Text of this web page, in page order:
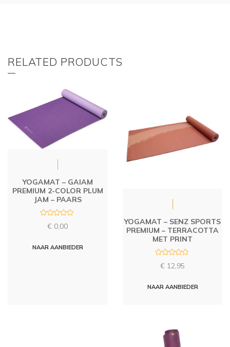
RELATED PRODUCTS
YOGAMAT – GAIAM
PREMIUM 2-COLOR PLUM
JAM – PAARS
d
€ 0,00
NAAR AANBIEDER
YOGAMAT – SENZ SPORTS
PREMIUM – TERRACOTTA
MET PRINT
d
€ 12,95
NAAR AANBIEDER